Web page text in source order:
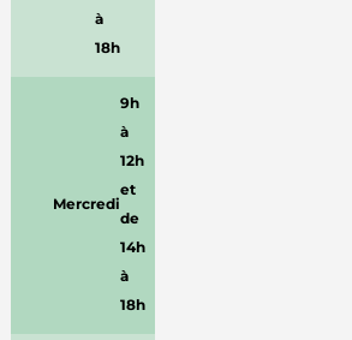
à
18h
Mercredi
9h
à
12h
et
de
14h
à
18h